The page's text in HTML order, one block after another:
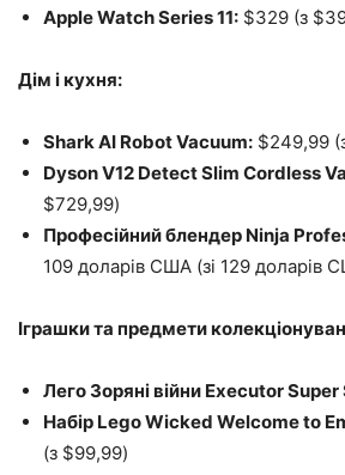
Apple Watch Series 11: $329 (з
Дім і кухня:
Shark AI Robot Vacuum: $249,99
Dyson V12 Detect Slim Cordless
$729,99)
Професійний блендер Ninja
109 доларів США (зі 129 доларів
Іграшки та предмети
Лего Зоряні війни Executor
Набір Lego Wicked Welcome to
(з $99,99)